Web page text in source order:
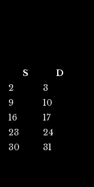
S
D
2
3
9
10
16
17
23
24
30 31